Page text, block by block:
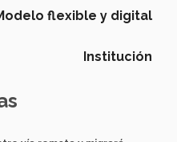
flexible y digital
Institución